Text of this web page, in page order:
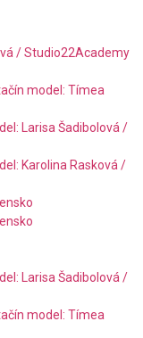
/ Studio22Academy
model: Tímea
Larisa Šadibolová /
Karolina Rasková /
Larisa Šadibolová /
model: Tímea